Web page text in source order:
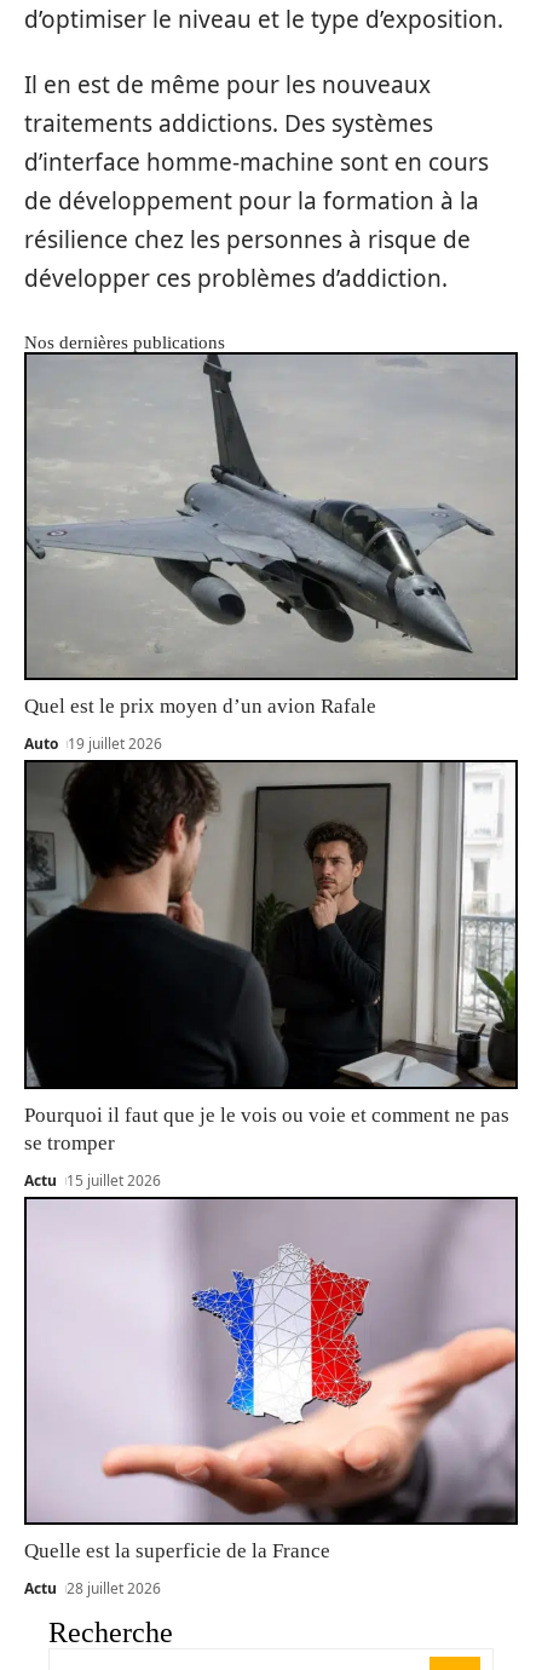
d’optimiser le niveau et le type d’exposition.
Il en est de même pour les nouveaux
traitements addictions. Des systèmes
d’interface homme-machine sont en cours
de développement pour la formation à la
résilience chez les personnes à risque de
développer ces problèmes d’addiction.
Nos dernières publications
Quel est le prix moyen d’un avion Rafale
Auto 19 juillet 2026
Pourquoi il faut que je le vois ou voie et comment ne pas
se tromper
Actu 15 juillet 2026
Quelle est la superficie de la France
Actu 28 juillet 2026
Recherche